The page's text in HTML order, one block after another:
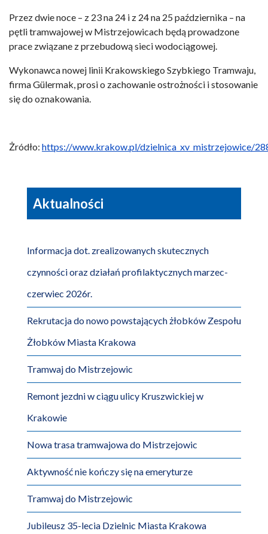
Przez dwie noce – z 23 na 24 i z 24 na 25 października – na
pętli tramwajowej w Mistrzejowicach będą prowadzone
prace związane z przebudową sieci wodociągowej.
Wykonawca nowej linii Krakowskiego Szybkiego Tramwaju,
firma Gülermak, prosi o zachowanie ostrożności i stosowanie
się do oznakowania.
Żródło: https://www.krakow.pl/dzielnica_xv_mistrzejowice/
Aktualności
Informacja dot. zrealizowanych skutecznych
czynności oraz działań profilaktycznych marzec-
czerwiec 2026r.
Rekrutacja do nowo powstających żłobków Zespołu
Żłobków Miasta Krakowa
Tramwaj do Mistrzejowic
Remont jezdni w ciągu ulicy Kruszwickiej w
Krakowie
Nowa trasa tramwajowa do Mistrzejowic
Aktywność nie kończy się na emeryturze
Tramwaj do Mistrzejowic
Jubileusz 35-lecia Dzielnic Miasta Krakowa